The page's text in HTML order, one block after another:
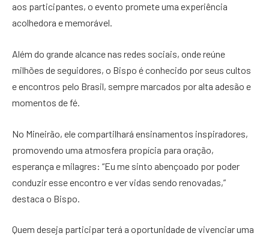
aos participantes, o evento promete uma experiência
acolhedora e memorável.
Além do grande alcance nas redes sociais, onde reúne
milhões de seguidores, o Bispo é conhecido por seus cultos
e encontros pelo Brasil, sempre marcados por alta adesão e
momentos de fé.
No Mineirão, ele compartilhará ensinamentos inspiradores,
promovendo uma atmosfera propícia para oração,
esperança e milagres: “Eu me sinto abençoado por poder
conduzir esse encontro e ver vidas sendo renovadas,”
destaca o Bispo.
Quem deseja participar terá a oportunidade de vivenciar uma